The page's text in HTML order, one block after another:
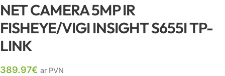
NET CAMERA 5MP IR
FISHEYE/VIGI INSIGHT S655I TP-
LINK
389.97€ ar PVN